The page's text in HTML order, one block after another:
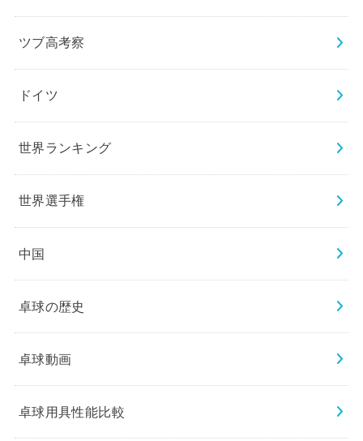
ツブ高考察
ドイツ
世界ランキング
世界選手権
中国
卓球の歴史
卓球動画
卓球用具性能比較